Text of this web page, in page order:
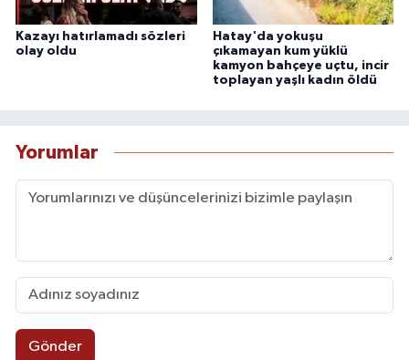
Kazayı hatırlamadı sözleri
olay oldu
Hatay'da yokuşu
çıkamayan kum yüklü
kamyon bahçeye uçtu, incir
toplayan yaşlı kadın öldü
Yorumlar
Gönder